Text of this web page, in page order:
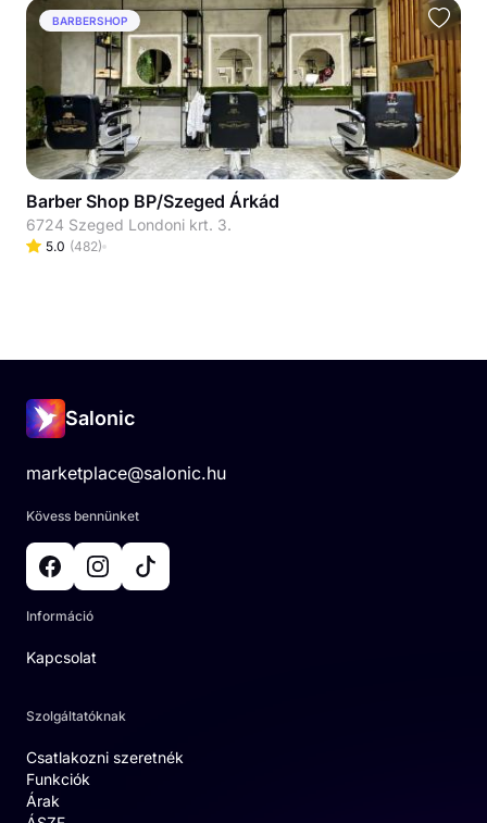
BARBERSHOP
Barber Shop BP/Szeged Árkád
6724 Szeged Londoni krt. 3.
5.0 (482)
Salonic
marketplace@salonic.hu
Kövess bennünket
Információ
Kapcsolat
Szolgáltatóknak
Csatlakozni szeretnék
Funkciók
Árak